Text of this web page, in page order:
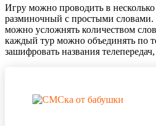
Игру можно проводить в
разминочный с простыми
можно усложнять количеством
каждый тур можно объединять по
зашифровать названия